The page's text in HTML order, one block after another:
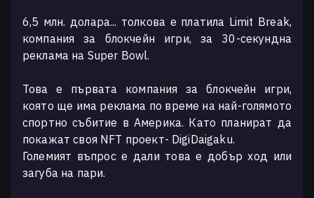
6,5 млн. долара... толкова е платила Limit Break,
компания за блокчейн игри, за 30-секундна
реклама на Super Bowl.
Това е първата компания за блокчейн игри,
която ще има реклама по време на най-голямото
спортно събитие в Америка. Като планират да
покажат своя NFT проект- DigiDaigaku.
Големият въпрос е дали това е добър ход или
загуба на пари.